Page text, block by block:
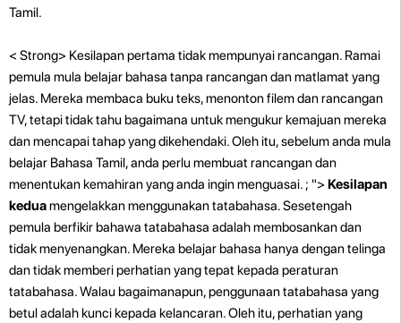
Tamil.
< Strong> Kesilapan pertama tidak mempunyai rancangan. Ramai
pemula mula belajar bahasa tanpa rancangan dan matlamat yang
jelas. Mereka membaca buku teks, menonton filem dan rancangan
TV, tetapi tidak tahu bagaimana untuk mengukur kemajuan mereka
dan mencapai tahap yang dikehendaki. Oleh itu, sebelum anda mula
belajar Bahasa Tamil, anda perlu membuat rancangan dan
menentukan kemahiran yang anda ingin menguasai. ; "> Kesilapan
keduamengelakkan menggunakan tatabahasa. Sesetengah
pemula berfikir bahawa tatabahasa adalah membosankan dan
tidak menyenangkan. Mereka belajar bahasa hanya dengan telinga
dan tidak memberi perhatian yang tepat kepada peraturan
tatabahasa. Walau bagaimanapun, penggunaan tatabahasa yang
betul adalah kunci kepada kelancaran. Oleh itu, perhatian yang